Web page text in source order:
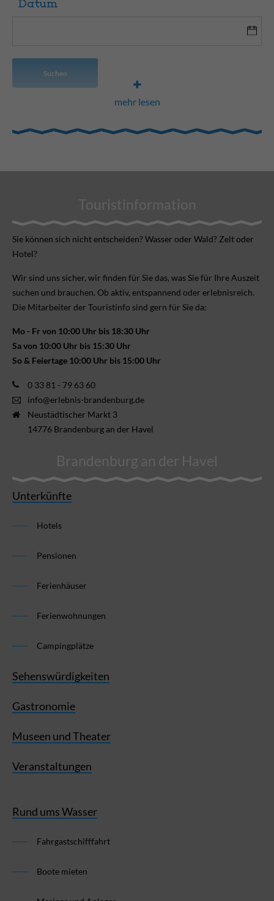
Datum
Suchen
mehr lesen
Touristinformation
Sie können sich nicht ent­scheiden? Wasser oder Wald? Zelt oder
Hotel?
Wir sind uns sicher, wir finden für Sie das, was Sie für Ihre Aus­zeit
suchen und brauchen. Ob aktiv, ent­spannend oder erlebnis­reich.
Die Mitarbeiter der Touristinfo sind gern für Sie da:
Mo - Fr von 10:00 Uhr bis 18:30 Uhr
Sa von 10:00 Uhr bis 15:30 Uhr
So & Feiertage 10:00 Uhr bis 15:00 Uhr
0 33 81 - 79 63 60
info@erlebnis-brandenburg.de
Neustädtischer Markt 3
14776 Brandenburg an der Havel
Brandenburg an der Havel
Unterkünfte
Hotels
Pensionen
Ferienhäuser
Ferienwohnungen
Campingplätze
Sehenswürdigkeiten
Gastronomie
Museen und Theater
Veranstaltungen
Rund ums Wasser
Fahrgastschifffahrt
Boote mieten